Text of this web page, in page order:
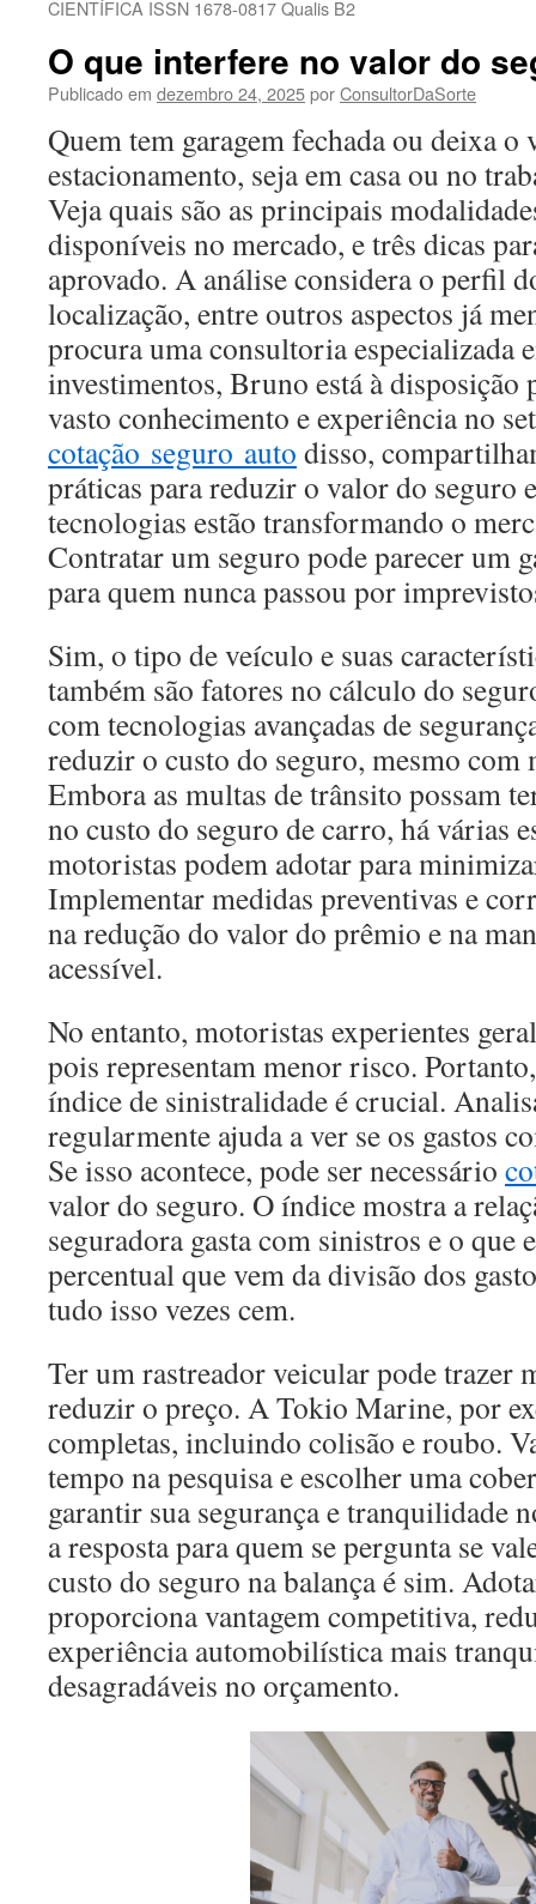
CIENTÍFICA ISSN 1678-0817 Qualis B2
O que interfere no valor do
Publicado em dezembro 24, 2025porConsultorDaSorte
Quem tem garagem fechada ou deixa o
estacionamento, seja em casa ou no
Veja quais são as principais
disponíveis no mercado, e três dicas
aprovado. A análise considera o perfil
localização, entre outros aspectos já
procura uma consultoria especializada
investimentos, Bruno está à disposição
vasto conhecimento e experiência no
cotação seguro auto disso,
práticas para reduzir o valor do seguro
tecnologias estão transformando o
Contratar um seguro pode parecer um
para quem nunca passou por
Sim, o tipo de veículo e suas
também são fatores no cálculo do
com tecnologias avançadas de
reduzir o custo do seguro, mesmo
Embora as multas de trânsito possam
no custo do seguro de carro, há várias
motoristas podem adotar para
Implementar medidas preventivas e
na redução do valor do prêmio e na
acessível.
No entanto, motoristas experientes
pois representam menor risco.
índice de sinistralidade é crucial.
regularmente ajuda a ver se os gastos
Se isso acontece, pode ser necessário
valor do seguro. O índice mostra a
seguradora gasta com sinistros e o que
percentual que vem da divisão dos
tudo isso vezes cem.
Ter um rastreador veicular pode trazer
reduzir o preço. A Tokio Marine, por
completas, incluindo colisão e roubo.
tempo na pesquisa e escolher uma
garantir sua segurança e tranquilidade
a resposta para quem se pergunta se
custo do seguro na balança é sim.
proporciona vantagem competitiva,
experiência automobilística mais
desagradáveis no orçamento.